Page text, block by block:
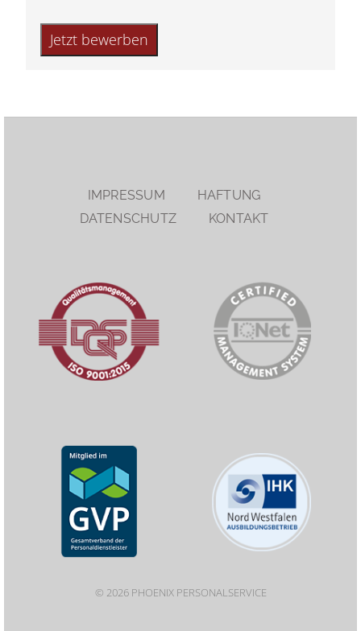
IMPRESSUM
HAFTUNG
DATENSCHUTZ
KONTAKT
© 2026 PHOENIX PERSONALSERVICE